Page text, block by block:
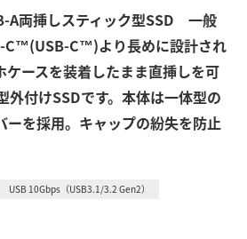
A両挿しスティック型SSD 一般
C™(USB-C™)より長めに設計され
ケースを装着したまま直挿しを可
外付けSSDです。本体は一体型の
ーを採用。キャップの紛失を防止
USB 10Gbps（USB3.1/3.2 Gen2）